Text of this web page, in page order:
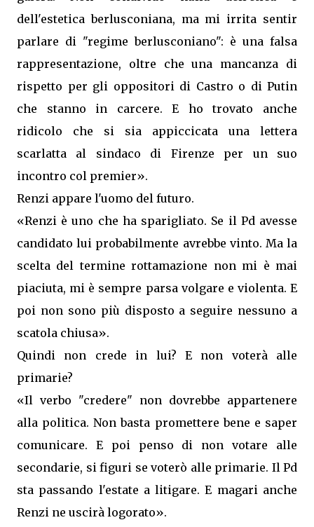
dell'estetica berlusconiana, ma mi irrita sentir
parlare di "regime berlusconiano": è una falsa
rappresentazione, oltre che una mancanza di
rispetto per gli oppositori di Castro o di Putin
che stanno in carcere. E ho trovato anche
ridicolo che si sia appiccicata una lettera
scarlatta al sindaco di Firenze per un suo
incontro col premier».
Renzi appare l'uomo del futuro.
«Renzi è uno che ha sparigliato. Se il Pd avesse
candidato lui probabilmente avrebbe vinto. Ma la
scelta del termine rottamazione non mi è mai
piaciuta, mi è sempre parsa volgare e violenta. E
poi non sono più disposto a seguire nessuno a
scatola chiusa».
Quindi non crede in lui? E non voterà alle
primarie?
«Il verbo "credere" non dovrebbe appartenere
alla politica. Non basta promettere bene e saper
comunicare. E poi penso di non votare alle
secondarie, si figuri se voterò alle primarie. Il Pd
sta passando l'estate a litigare. E magari anche
Renzi ne uscirà logorato».